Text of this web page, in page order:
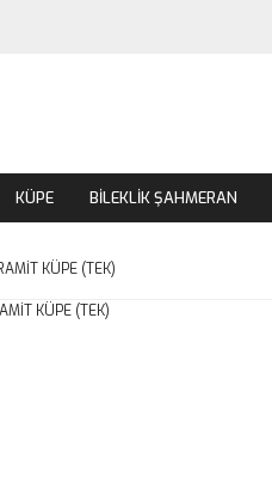
KÜPE BİLEKLİK ŞAHMERAN
KÜPE (TEK)